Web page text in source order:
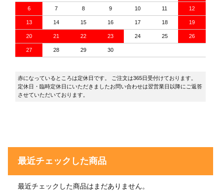
6 7 8 9 10 11 12
13 14 15 16 17 18 19
20 21 22 23 24 25 26
27 28 29 30
赤になっているところは定休日です。 ご注文は365日受付けております。
定休日・臨時定休日にいただきましたお問い合わせは翌営業日以降にご返答
させていただいております。
最近チェックした商品
最近チェックした商品はまだありません。